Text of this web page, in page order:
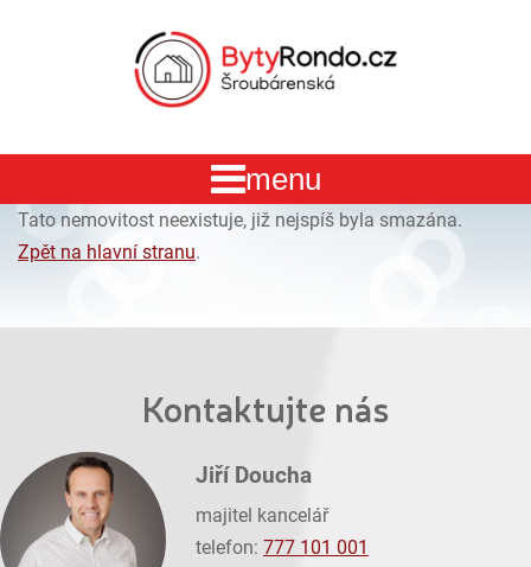
Tato nemovitost neexistuje, již nejspíš byla smazána.
Zpět na hlavní stranu.
Kontaktujte nás
Jiří Doucha
majitel kancelář
telefon: 777 101 001